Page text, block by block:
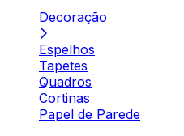
Decoração
Espelhos
Tapetes
Quadros
Cortinas
Papel de Parede